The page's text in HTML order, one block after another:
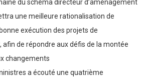
du schéma directeur d’aménagement
une meilleure rationalisation de
exécution des projets de
afin de répondre aux défis de la montée
changements
a écouté une quatrième